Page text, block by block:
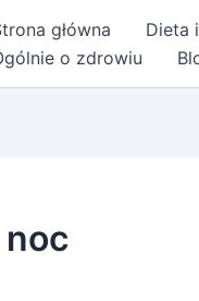
główna Dieta
o zdrowiu